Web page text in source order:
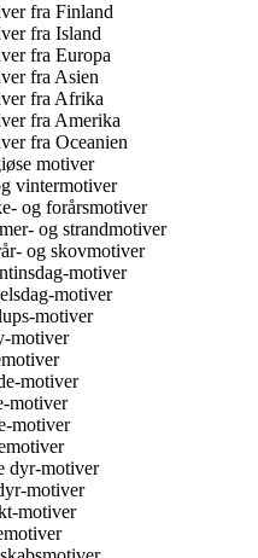
fra Finland
fra Island
fra Europa
fra Asien
fra Afrika
fra Amerika
fra Oceanien
motiver
vintermotiver
og forårsmotiver
og strandmotiver
og skovmotiver
motiver
motiver
motiver
motiver
motiver
motiver
motiver
dyr-motiver
motiver
motiver